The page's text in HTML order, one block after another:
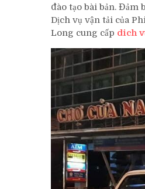
đào tạo bài bản. Đảm
Dịch vụ vận tải của
Long cung cấp dich